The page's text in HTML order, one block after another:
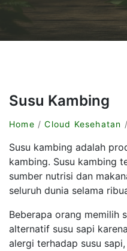
Susu Kambing
Home /Cloud Kesehatan
Susu kambing adalah
kambing. Susu kambing
sumber nutrisi dan
seluruh dunia selama
Beberapa orang memilih
alternatif susu sapi
alergi terhadap susu